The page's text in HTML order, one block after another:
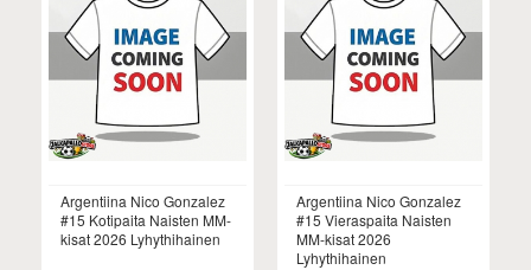
Argentiina Nico Gonzalez
#15 Kotipaita Naisten MM-
kisat 2026 Lyhythihainen
Argentiina Nico Gonzalez
#15 Vieraspaita Naisten
MM-kisat 2026
Lyhythihainen